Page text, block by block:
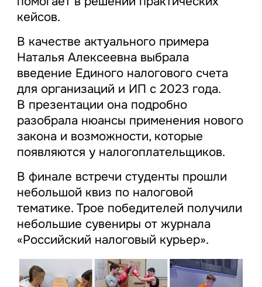
кейсов.
В качестве актуального примера
Наталья Алексеевна выбрала
введение Единого налогового счета
для организаций и ИП с 2023 года.
В презентации она подробно
разобрала нюансы применения нового
закона и возможности, которые
появляются у налогоплательщиков.
В финале встречи студенты прошли
небольшой квиз по налоговой
тематике. Трое победителей получили
небольшие сувениры от журнала
«Российский налоговый курьер».